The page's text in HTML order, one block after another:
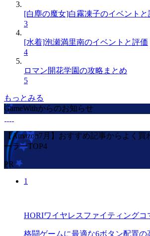
[白塵の魔女]白霧凍子のイベントと
3
[水着]泡瀬満里南のイベントと評価
4
ロマン開花学園の攻略まとめ
5
もっとみる
GameWithからのお知らせ
【Amazon7月】おすすめ記事からよく
ーラーTOP4
PR
1
HORIワイヤレスファイティングコ
格闘ゲームに最適な6ボタン配置の